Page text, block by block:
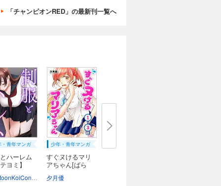
「チャンピオンRED」の最新刊一覧へ
・青年マンガ
ハーレム
ヨミ】
少年・青年マンガ
すぐヌけるマリ
アちゃん[ばら
夕月優